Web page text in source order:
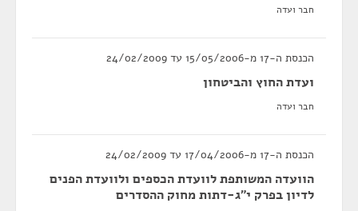
חבר ועדה
הכנסת ה-17 מ-15/05/2006 עד 24/02/2009
ועדת החוץ והביטחון
חבר ועדה
הכנסת ה-17 מ-17/04/2006 עד 24/02/2009
הוועדה המשותפת לוועדת הכספים ולוועדת הפנים
לדיון בפרק י"ג-דתות מחוק ההסדרים